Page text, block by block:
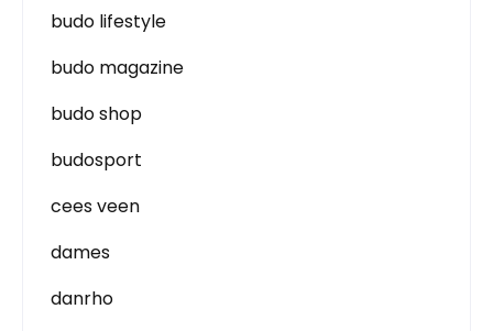
budo lifestyle
budo magazine
budo shop
budosport
cees veen
dames
danrho